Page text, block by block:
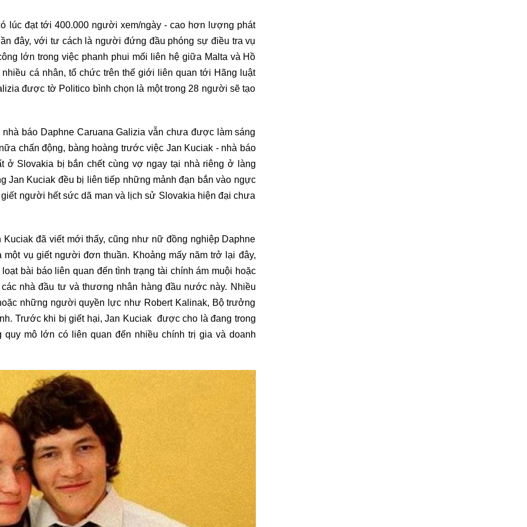
lúc đạt tới 400.000 người xem/ngày - cao hơn lượng phát
đây, với tư cách là người đứng đầu phóng sự điều tra vụ
lớn trong việc phanh phui mối liên hệ giữa Malta và Hồ
cá nhân, tổ chức trên thế giới liên quan tới Hãng luật
được tờ Politico bình chọn là một trong 28 người sẽ tạo
báo Daphne Caruana Galizia vẫn chưa được làm sáng
chấn động, bàng hoàng trước việc Jan Kuciak - nhà báo
ở Slovakia bị bắn chết cùng vợ ngay tại nhà riêng ở làng
Jan Kuciak đều bị liên tiếp những mảnh đạn bắn vào ngực
người hết sức dã man và lịch sử Slovakia hiện đại chưa
đã viết mới thấy, cũng như nữ đồng nghiệp Daphne
vụ giết người đơn thuần. Khoảng mấy năm trở lại đây,
bài báo liên quan đến tình trạng tài chính ám muội hoặc
nhà đầu tư và thương nhân hàng đầu nước này. Nhiều
những người quyền lực như Robert Kalinak, Bộ trưởng
Trước khi bị giết hại, Jan Kuciak được cho là đang trong
mô lớn có liên quan đến nhiều chính trị gia và doanh